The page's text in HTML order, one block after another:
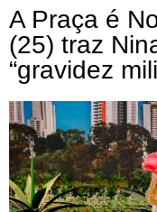
A Praça é
(25) traz
“gravidez